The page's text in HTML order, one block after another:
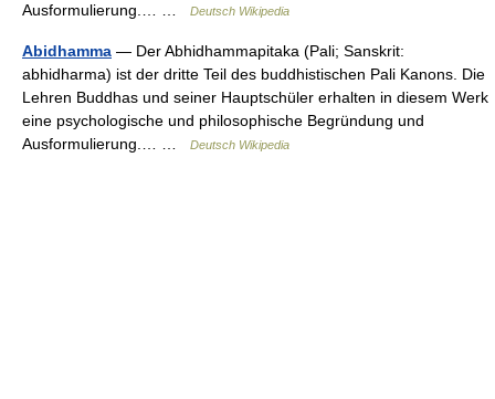
Ausformulierung.… …
Deutsch Wikipedia
Abidhamma — Der Abhidhammapitaka (Pali; Sanskrit:
abhidharma) ist der dritte Teil des buddhistischen Pali Kanons. Die
Lehren Buddhas und seiner Hauptschüler erhalten in diesem Werk
eine psychologische und philosophische Begründung und
Ausformulierung.… …
Deutsch Wikipedia